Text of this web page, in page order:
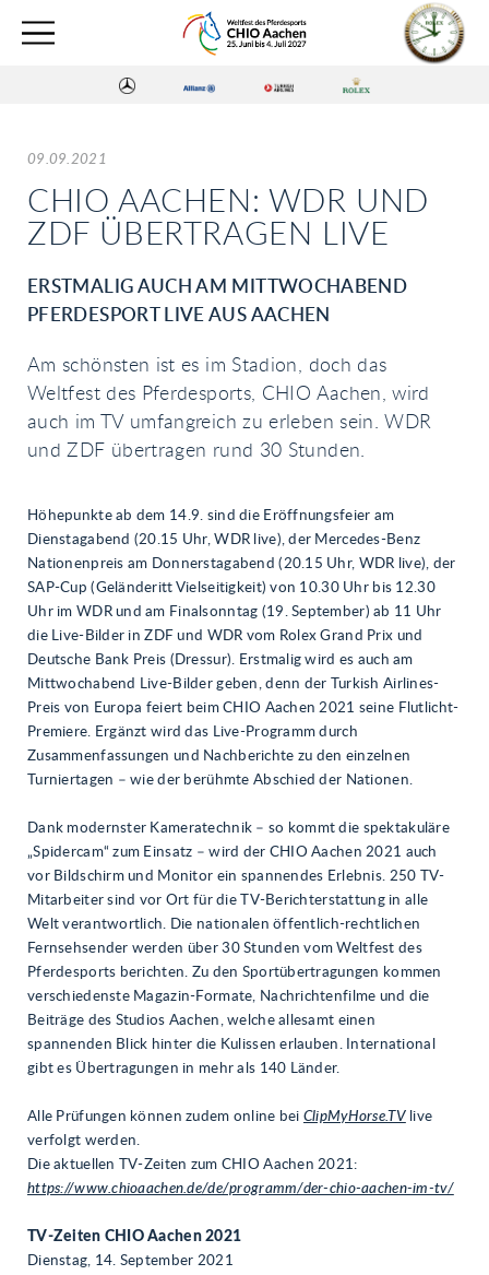
09.09.2021
CHIO AACHEN: WDR UND
ZDF ÜBERTRAGEN LIVE
ERSTMALIG AUCH AM MITTWOCHABEND
PFERDESPORT LIVE AUS AACHEN
Am schönsten ist es im Stadion, doch das
Weltfest des Pferdesports, CHIO Aachen, wird
auch im TV umfangreich zu erleben sein. WDR
und ZDF übertragen rund 30 Stunden.
Höhepunkte ab dem 14.9. sind die Eröffnungsfeier am
Dienstagabend (20.15 Uhr, WDR live), der Mercedes-Benz
Nationenpreis am Donnerstagabend (20.15 Uhr, WDR live), der
SAP-Cup (Geländeritt Vielseitigkeit) von 10.30 Uhr bis 12.30
Uhr im WDR und am Finalsonntag (19. September) ab 11 Uhr
die Live-Bilder in ZDF und WDR vom Rolex Grand Prix und
Deutsche Bank Preis (Dressur). Erstmalig wird es auch am
Mittwochabend Live-Bilder geben, denn der Turkish Airlines-
Preis von Europa feiert beim CHIO Aachen 2021 seine Flutlicht-
Premiere. Ergänzt wird das Live-Programm durch
Zusammenfassungen und Nachberichte zu den einzelnen
Turniertagen – wie der berühmte Abschied der Nationen.
Dank modernster Kameratechnik – so kommt die spektakuläre
„Spidercam“ zum Einsatz – wird der CHIO Aachen 2021 auch
vor Bildschirm und Monitor ein spannendes Erlebnis. 250 TV-
Mitarbeiter sind vor Ort für die TV-Berichterstattung in alle
Welt verantwortlich. Die nationalen öffentlich-rechtlichen
Fernsehsender werden über 30 Stunden vom Weltfest des
Pferdesports berichten. Zu den Sportübertragungen kommen
verschiedenste Magazin-Formate, Nachrichtenfilme und die
Beiträge des Studios Aachen, welche allesamt einen
spannenden Blick hinter die Kulissen erlauben. International
gibt es Übertragungen in mehr als 140 Länder.
Alle Prüfungen können zudem online bei ClipMyHorse.TVlive
verfolgt werden.
Die aktuellen TV-Zeiten zum CHIO Aachen 2021:
https://www.chioaachen.de/de/programm/der-chio-aachen-im-tv/
TV-Zeiten CHIO Aachen 2021
Dienstag, 14. September 2021